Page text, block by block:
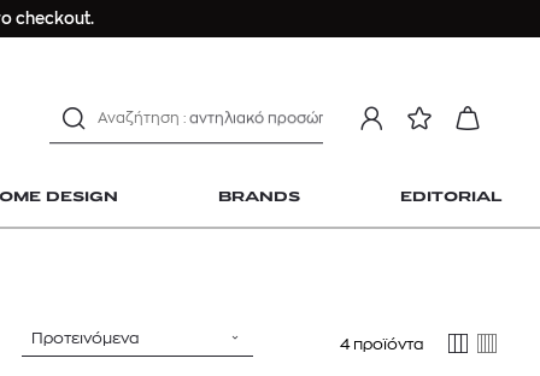
checkout.
DESIGN BRANDS EDITORIAL
αντηλιακό προσώπου
ανδρικο t-shirt
Προτεινόμενα 4 προϊόντα